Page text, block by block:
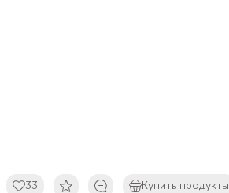
33 Купить продукты